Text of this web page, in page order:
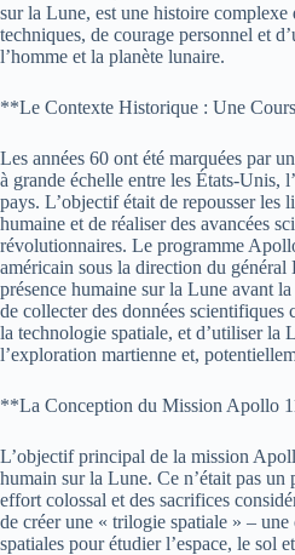
sur la Lune, est une histoire
techniques, de courage personnel et
l’homme et la planète lunaire.
**Le Contexte Historique : Une
Les années 60 ont été marquées par
à grande échelle entre les États-Unis,
pays. L’objectif était de repousser les
humaine et de réaliser des avancées
révolutionnaires. Le programme
américain sous la direction du
présence humaine sur la Lune avant
de collecter des données scientifiques
la technologie spatiale, et d’utiliser la
l’exploration martienne et,
**La Conception du Mission Apollo
L’objectif principal de la mission
humain sur la Lune. Ce n’était pas
effort colossal et des sacrifices
de créer une « trilogie spatiale » –
spatiales pour étudier l’espace, le sol